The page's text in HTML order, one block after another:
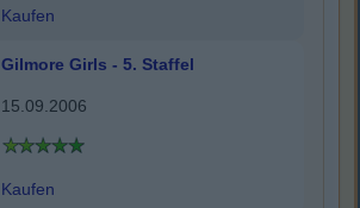
Kaufen
Gilmore Girls - 5. Staffel
15.09.2006
Kaufen